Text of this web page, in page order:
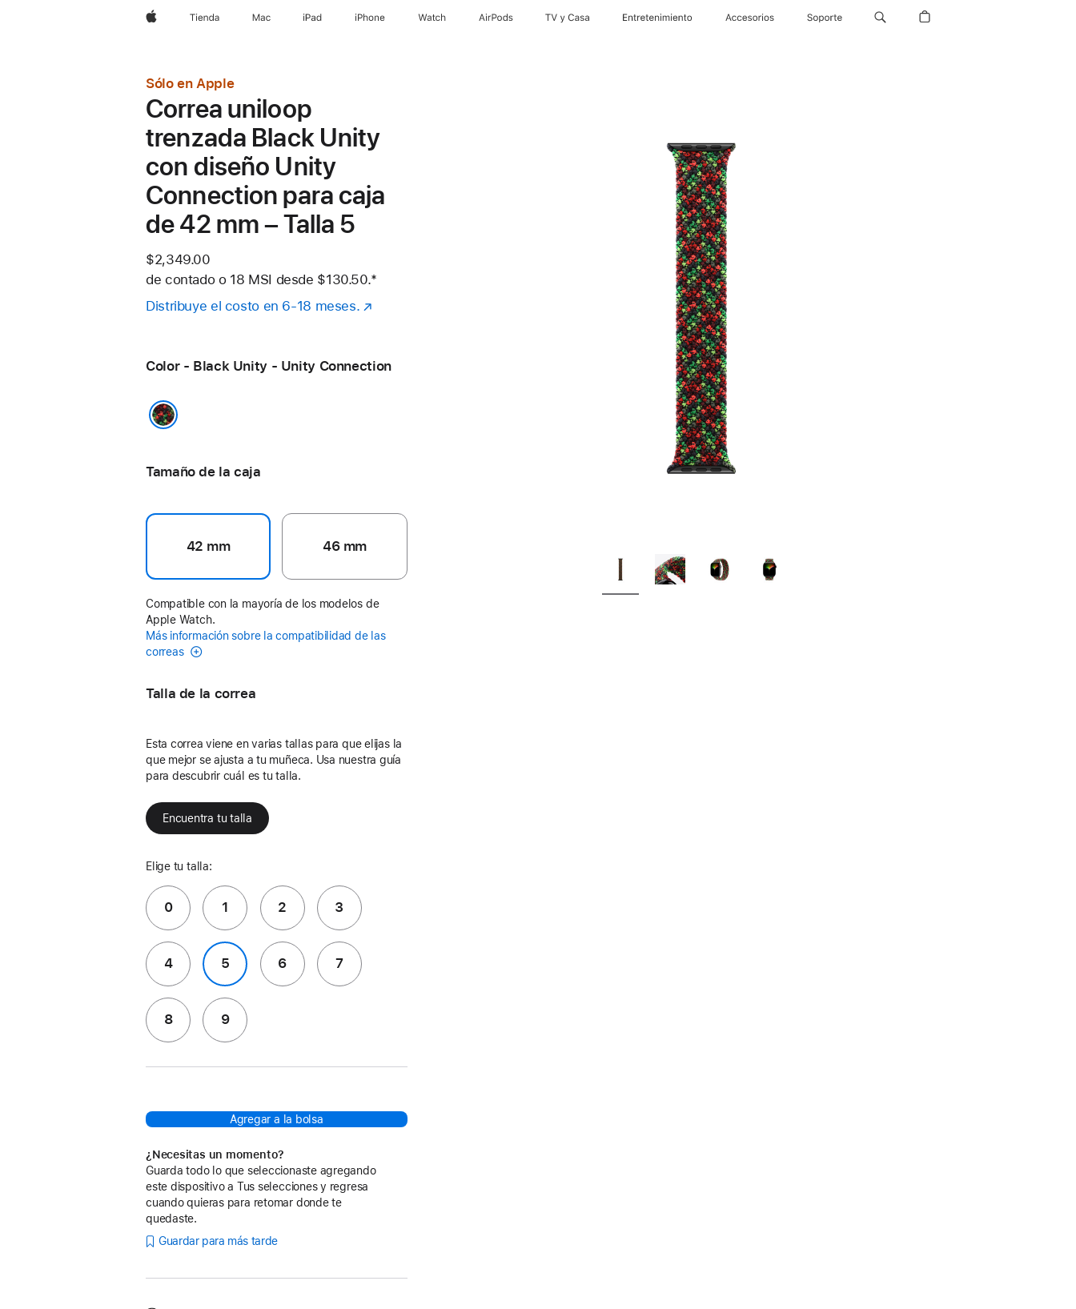
AppleTienda Mac iPad iPhone Watch AirPods TV & Casa Entretenimiento Accesorios Soporte
Sólo en Apple
Correa uniloop
trenzada Black Unity
con diseño Unity
Connection para caja
de 42 mm – Talla 5
$2,349.00
de contado o 18 MSI desde $130.50.Nota al pie
*
Distribuye el costo en 6-18 meses.
una
Color - Black Unity - Unity Connection
Tamaño de la caja
42 mm 46 mm
Compatible con la mayoría de los modelos de
Apple Watch.
Más información sobre la compatibilidad de las
correas
Talla de la correa
Esta correa viene en varias tallas para que elijas la
que mejor se ajusta a tu muñeca. Usa nuestra guía
para descubrir cuál es tu talla.
Encuentra tu talla
Elige tu talla:
0 1 2 3
4 5 6 7
8 9
Agregar a la bolsa
¿Necesitas un momento?
Guarda todo lo que seleccionaste agregando
este dispositivo a Tus selecciones y regresa
cuando quieras para retomar donde te
quedaste.
Guardar para más tarde